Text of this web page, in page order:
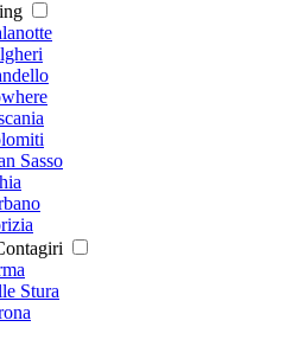
Sasso
Stura